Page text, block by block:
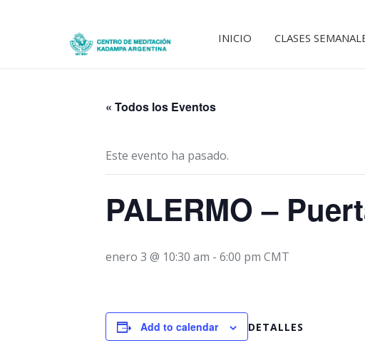
INICIO CLASES
« Todos los Eventos
Este evento ha pasado.
PALERMO –
enero 3 @ 10:30 am - 6:00 pm CMT
Add to calendar DETALLES